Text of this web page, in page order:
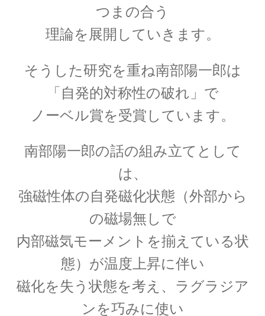
E・O・ローレンス
【サイクロトロンを発明し人工放射
性元素を実現】
E・W・モーリー
に関する事実を実験検証】
F・W・マイスナー
【ベルリン生まれの物理学者｜磁性を使って超
電導現象を説明】
つまの合う
理論を展開していきます。
そうした研究を重ね南部陽一郎は
「自発的対称性の破れ」で
ノーベル賞を受賞しています。
南部陽一郎の話の組み立てとして
は、
強磁性体の自発磁化状態（外部から
の磁場無しで
内部磁気モーメントを揃えている状
態）が温度上昇に伴い
磁化を失う状態を考え、ラグラジア
ンを巧みに使い